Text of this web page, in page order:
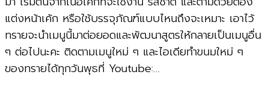
แต่งหน้าเค้ก หรือใช้บรรจุภัณฑ์แบบไหนถึงจะเหมาะ เอาไว้
ทรายจะนำเมนูนี้มาต่อยอดและพัฒนาสูตรให้กลายเป็นเมนูอื่น
ๆ ต่อไปนะคะ ติดตามเมนูใหม่ ๆ และไอเดียทำขนมใหม่ ๆ
ของทรายได้ทุกวันพุธที่ Youtube:…